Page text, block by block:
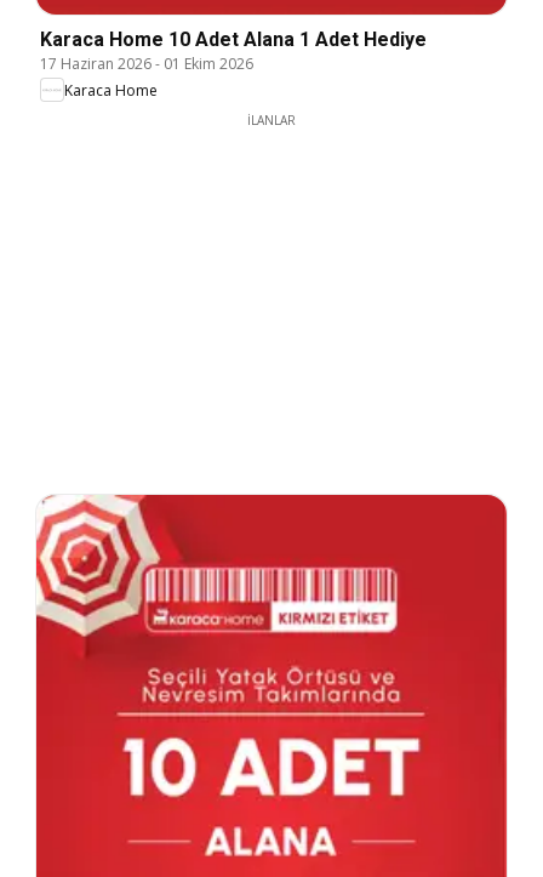
Karaca Home 10 Adet Alana 1 Adet Hediye
17 Haziran 2026- 01 Ekim 2026
Karaca Home
İLANLAR